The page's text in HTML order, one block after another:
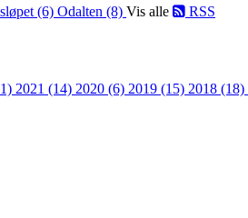
(6) Odalten (8) Vis alle RSS
2021 (14) 2020 (6) 2019 (15) 2018 (18)